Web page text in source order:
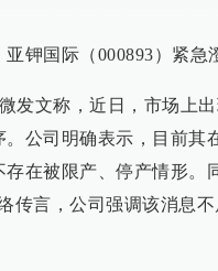
钾国际（000893）紧急
发文称，近日，市场上
公司明确表示，目前其
在被限产、停产情形。
传言，公司强调该消息